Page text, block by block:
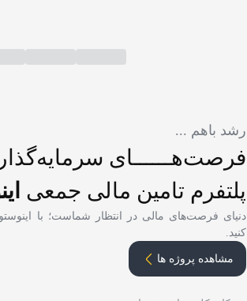
رشد باهم ...
فرصت‌هــــــایسرمایه‌گذاری
پلتفرم تامین مالی جمعی
دنیای فرصت‌های مالی در انتظار شماست؛ با
مشاهده پروژه ها